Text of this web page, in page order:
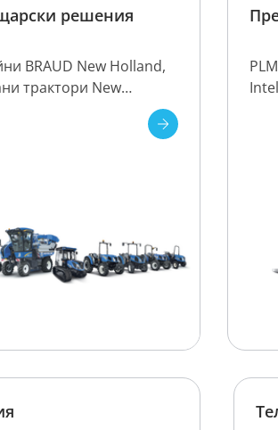
решения
BRAUD New Holland,
трактори New
Interagri ProSolutions.